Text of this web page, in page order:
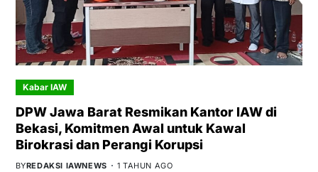
Kabar IAW
DPW Jawa Barat Resmikan Kantor IAW di
Bekasi, Komitmen Awal untuk Kawal
Birokrasi dan Perangi Korupsi
BYREDAKSI IAWNEWS 1 TAHUN AGO